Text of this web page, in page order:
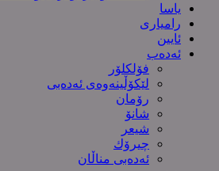
یاسا
رامیاری
ئایین
ئەدەب
فۆلکلۆر
لێکۆڵینەوەی ئەدەبی
رۆمان
شانۆ
شیعر
چیرۆك
ئەدەبی مناڵان